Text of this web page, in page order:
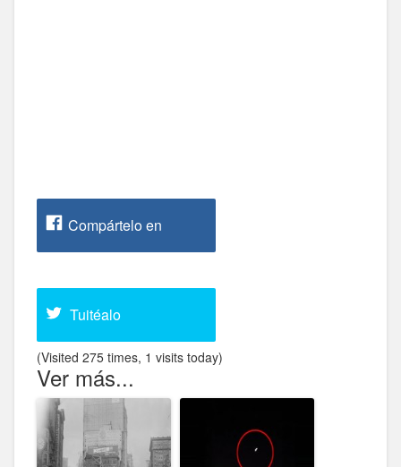
Compártelo en
Tuitéalo
(Visited 275 times, 1 visits today)
Ver más...